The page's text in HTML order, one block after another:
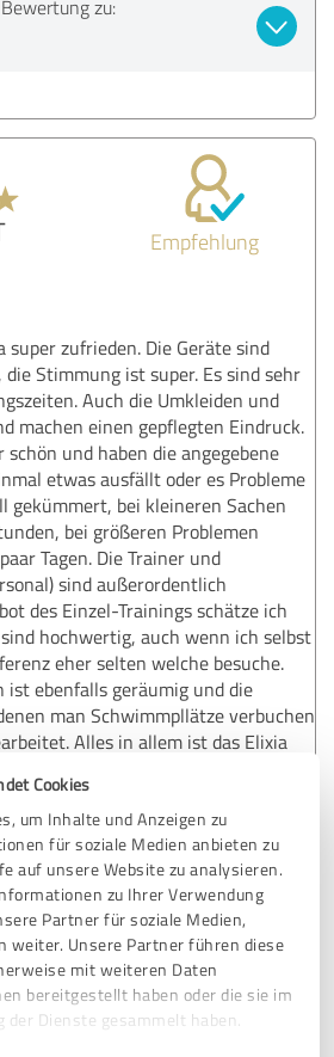
Cookies
um Inhalte und Anzeigen zu
für soziale Medien anbieten zu
auf unsere Website zu analysieren.
zu Ihrer Verwendung
Partner für soziale Medien,
weiter. Unsere Partner führen diese
mit weiteren Daten
bereitgestellt haben oder die sie im
der Dienste gesammelt haben.
zu:
Empfehlung
super zufrieden. Die Geräte sind
Stimmung ist super. Es sind sehr
Auch die Umkleiden und
machen einen gepflegten Eindruck.
schön und haben die angegebene
etwas ausfällt oder es Probleme
gekümmert, bei kleineren Sachen
bei größeren Problemen
Tagen. Die Trainer und
sind außerordentlich
des Einzel-Trainings schätze ich
hochwertig, auch wenn ich selbst
eher selten welche besuche.
ist ebenfalls geräumig und die
man Schwimmpllätze verbuchen
Alles in allem ist das Elixia
Jahre verlängert. Es gibt
und Autostellplätze.
zu: